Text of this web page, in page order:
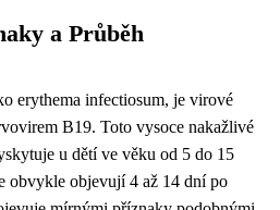
a Průběh
erythema infectiosum, je virové
B19. Toto vysoce nakažlivé
u dětí ve věku od 5 do 15
obvykle objevují 4 až 14 dní po